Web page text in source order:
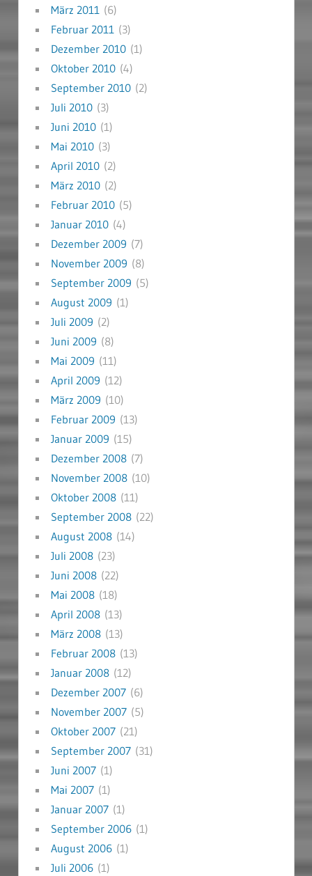
März 2011 (6)
Februar 2011 (3)
Dezember 2010(1)
Oktober 2010(4)
September 2010(2)
Juli 2010(3)
Juni 2010(1)
Mai 2010(3)
April 2010(2)
März 2010(2)
Februar 2010(5)
Januar 2010(4)
Dezember 2009 (7)
November 2009 (8)
September 2009 (5)
August 2009 (1)
Juli 2009 (2)
Juni 2009 (8)
Mai 2009 (11)
April 2009 (12)
März 2009 (10)
Februar 2009 (13)
Januar 2009 (15)
Dezember 2008(7)
November 2008(10)
Oktober 2008(11)
September 2008(22)
August 2008(14)
Juli 2008(23)
Juni 2008(22)
Mai 2008(18)
April 2008(13)
März 2008(13)
Februar 2008(13)
Januar 2008(12)
Dezember 2007(6)
November 2007(5)
Oktober 2007(21)
September 2007(31)
Juni 2007(1)
Mai 2007(1)
Januar 2007(1)
September 2006(1)
August 2006(1)
Juli 2006(1)